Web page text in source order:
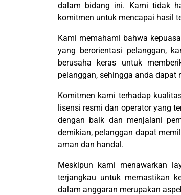
dalam bidang ini. Kami tidak
komitmen untuk mencapai hasil
Kami memahami bahwa
yang berorientasi pelanggan,
berusaha keras untuk
pelanggan, sehingga anda dapat
Komitmen kami terhadap
lisensi resmi dan operator yang
dengan baik dan menjalani
demikian, pelanggan dapat
aman dan handal.
Meskipun kami menawarkan
terjangkau untuk memastikan
dalam anggaran merupakan